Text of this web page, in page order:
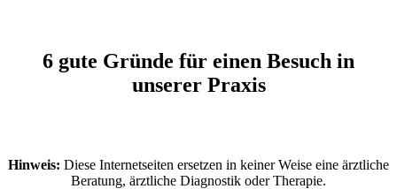
6 gute Gründe für einen Besuch in
unserer Praxis
Hinweis: Diese Internetseiten ersetzen in keiner Weise eine ärztliche
Beratung, ärztliche Diagnostik oder Therapie.